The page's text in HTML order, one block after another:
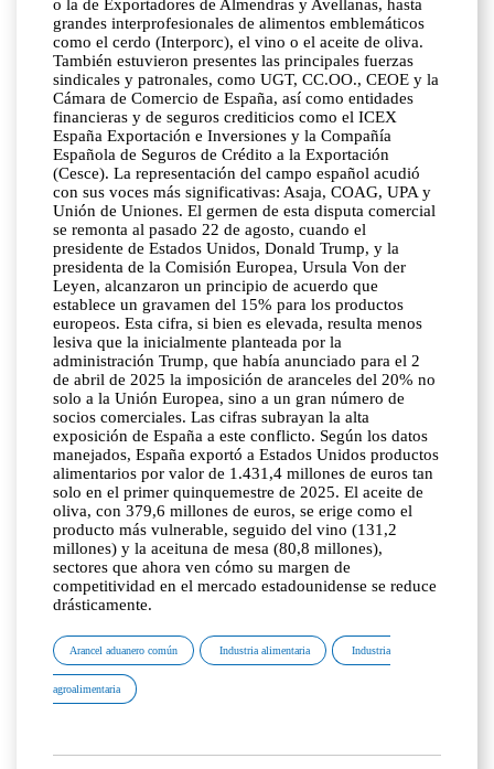
o la de Exportadores de Almendras y Avellanas, hasta
grandes interprofesionales de alimentos emblemáticos
como el cerdo (Interporc), el vino o el aceite de oliva.
También estuvieron presentes las principales fuerzas
sindicales y patronales, como UGT, CC.OO., CEOE y la
Cámara de Comercio de España, así como entidades
financieras y de seguros crediticios como el ICEX
España Exportación e Inversiones y la Compañía
Española de Seguros de Crédito a la Exportación
(Cesce). La representación del campo español acudió
con sus voces más significativas: Asaja, COAG, UPA y
Unión de Uniones. El germen de esta disputa comercial
se remonta al pasado 22 de agosto, cuando el
presidente de Estados Unidos, Donald Trump, y la
presidenta de la Comisión Europea, Ursula Von der
Leyen, alcanzaron un principio de acuerdo que
establece un gravamen del 15% para los productos
europeos. Esta cifra, si bien es elevada, resulta menos
lesiva que la inicialmente planteada por la
administración Trump, que había anunciado para el 2
de abril de 2025 la imposición de aranceles del 20% no
solo a la Unión Europea, sino a un gran número de
socios comerciales. Las cifras subrayan la alta
exposición de España a este conflicto. Según los datos
manejados, España exportó a Estados Unidos productos
alimentarios por valor de 1.431,4 millones de euros tan
solo en el primer quinquemestre de 2025. El aceite de
oliva, con 379,6 millones de euros, se erige como el
producto más vulnerable, seguido del vino (131,2
millones) y la aceituna de mesa (80,8 millones),
sectores que ahora ven cómo su margen de
competitividad en el mercado estadounidense se reduce
drásticamente.
Arancel aduanero común Industria alimentaria Industria
agroalimentaria